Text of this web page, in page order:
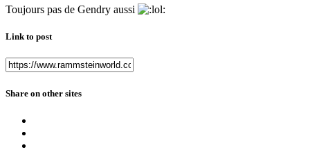
Toujours pas de Gendry aussi
Link to post
Share on other sites